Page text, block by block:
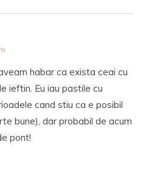
habar ca exista ceai cu
ieftin. Eu iau pastile cu
cand stiu ca e posibil
bune), dar probabil de acum
pont!